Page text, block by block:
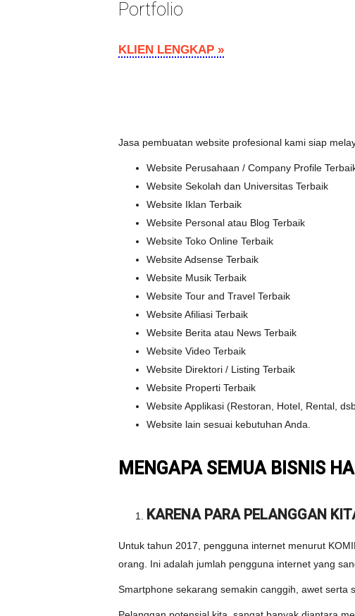
Portfolio
KLIEN LENGKAP »
Jasa pembuatan website profesional kami siap
Website Perusahaan / Company Profile
Website Sekolah dan Universitas Terbaik
Website Iklan Terbaik
Website Personal atau Blog Terbaik
Website Toko Online Terbaik
Website Adsense Terbaik
Website Musik Terbaik
Website Tour and Travel Terbaik
Website Afiliasi Terbaik
Website Berita atau News Terbaik
Website Video Terbaik
Website Direktori / Listing Terbaik
Website Properti Terbaik
Website Applikasi (Restoran, Hotel, Rental,
Website lain sesuai kebutuhan Anda.
MENGAPA SEMUA BISNIS
KARENA PARA PELANGGAN
Untuk tahun 2017, pengguna internet menurut
orang. Ini adalah jumlah pengguna internet yang
Smartphone sekarang semakin canggih, awet